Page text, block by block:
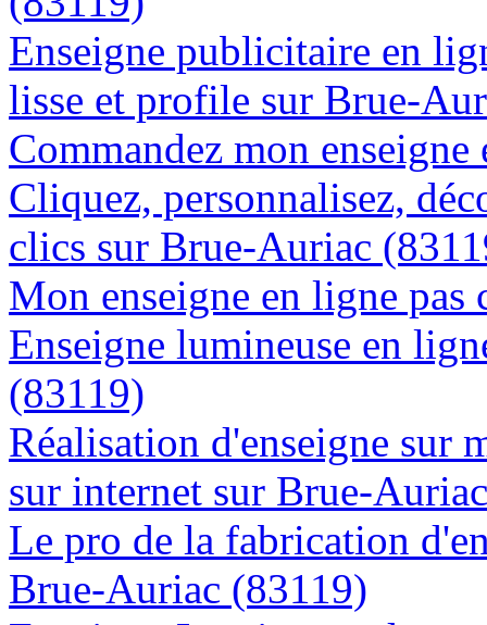
Enseigne publicitaire en
lisse et profile sur Brue-
Commandez mon
Cliquez, personnalisez,
clics sur Brue-Auriac
Mon enseigne en ligne
Enseigne lumineuse en
(83119)
Réalisation d'enseigne sur
sur internet sur Brue-
Le pro de la fabrication
Brue-Auriac (83119)